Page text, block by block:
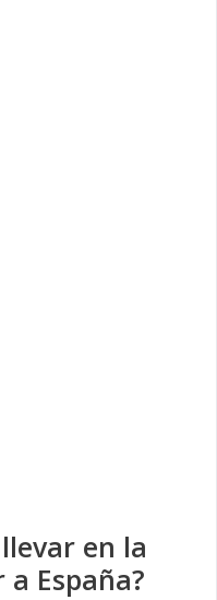
en la
España?